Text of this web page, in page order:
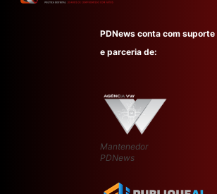
PDNews conta com suporte
e parceria de:
Mantenedor
PDNews